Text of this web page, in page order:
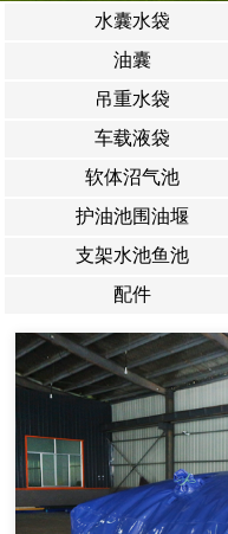
水囊水袋
油囊
吊重水袋
车载液袋
软体沼气池
护油池围油堰
支架水池鱼池
配件